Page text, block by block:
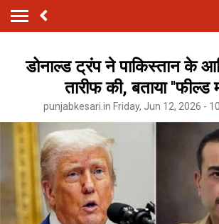
डोनाल्ड ट्रंप ने पाकिस्तान के
तारीफ की, बताया ''फील्ड
punjabkesari.in Friday, Jun 12, 2026 -